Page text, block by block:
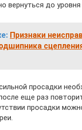
вернуться до уровня
Признаки
просадки
еще раз
просадки